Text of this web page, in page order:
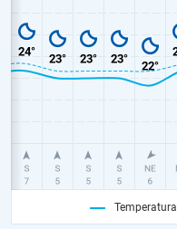
Temperatura